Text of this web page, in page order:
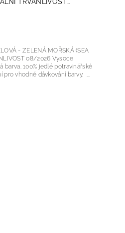
- ZELENÁ MOŘSKÁ (SEA
08/2026 Vysoce
pro vhodné dávkování barvy. ...